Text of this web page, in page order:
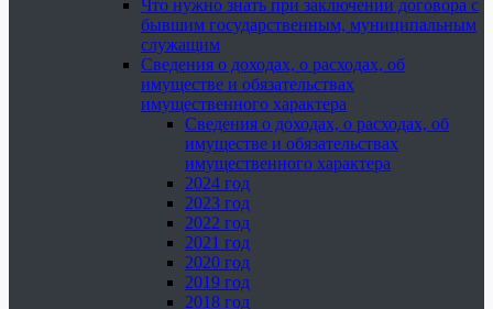
Что нужно знать при заключении договора с
бывшим государственным, муниципальным
служащим
Сведения о доходах, о расходах, об
имуществе и обязательствах
имущественного характера
Сведения о доходах, о расходах, об
имуществе и обязательствах
имущественного характера
2024 год
2023 год
2022 год
2021 год
2020 год
2019 год
2018 год